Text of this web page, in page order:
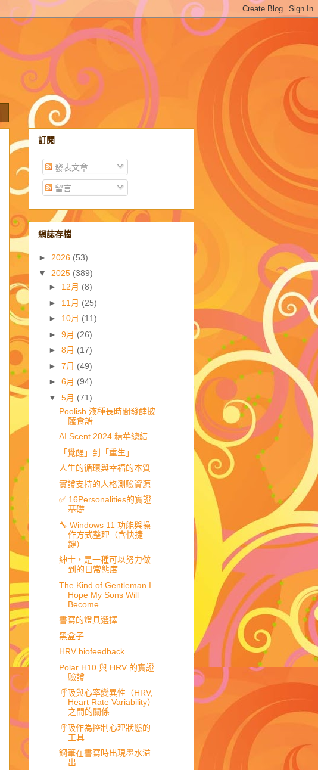
訂閱
發表文章
留言
網誌存檔
► 2026 (53)
▼ 2025 (389)
► 12月 (8)
► 11月 (25)
► 10月 (11)
► 9月 (26)
► 8月 (17)
► 7月 (49)
► 6月 (94)
▼ 5月 (71)
Poolish 液種長時間發酵披
薩食譜
AI Scent 2024 精華總結
「覺醒」到「重生」
人生的循環與幸福的本質
實證支持的人格測驗資源
✅ 16Personalities的實證
基礎
🔧 Windows 11 功能與操
作方式整理（含快捷
鍵）
紳士，是一種可以努力做
到的日常態度
The Kind of Gentleman I
Hope My Sons Will
Become
書寫的燈具選擇
黑盒子
HRV biofeedback
Polar H10 與 HRV 的實證
驗證
呼吸與心率變異性（HRV,
Heart Rate Variability）
之間的關係
呼吸作為控制心理狀態的
工具
鋼筆在書寫時出現墨水溢
出